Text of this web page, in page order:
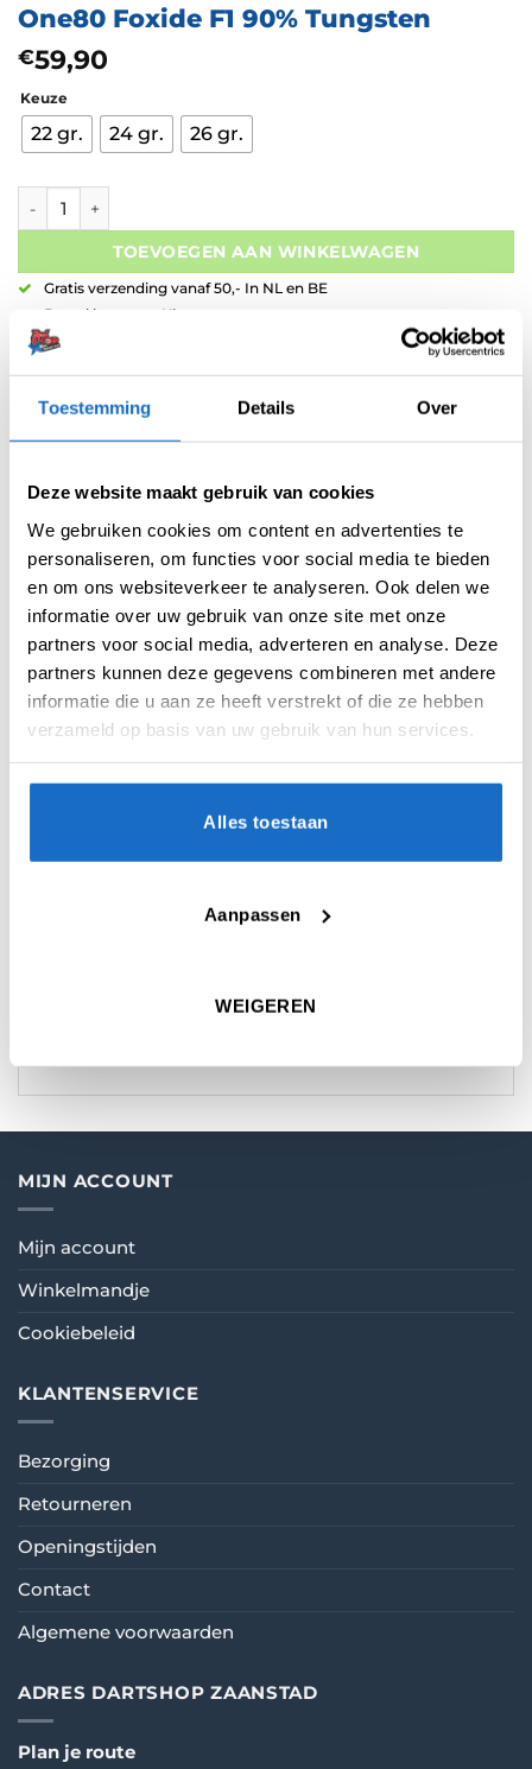
Toestemming Details Over
Deze website maakt gebruik van cookies
We gebruiken cookies om content en advertenties te
personaliseren, om functies voor social media te bieden
en om ons websiteverkeer te analyseren. Ook delen we
informatie over uw gebruik van onze site met onze
partners voor social media, adverteren en analyse. Deze
partners kunnen deze gegevens combineren met andere
informatie die u aan ze heeft verstrekt of die ze hebben
verzameld op basis van uw gebruik van hun services.
Alles toestaan
Aanpassen
WEIGEREN
One80 Foxide F1 90% Tungsten
€59,90
Keuze
22 gr. 24 gr. 26 gr.
TOEVOEGEN AAN WINKELWAGEN
Gratis verzending vanaf 50,- In NL en BE
Betaal later met Klarna
Retouren binnen 14 dagen
Artikelnummer: variation-9796
Categorieën: Dartpijlen
Merk: One80
AANVULLENDE INFORMATIE
90% Tungsten
MIJN ACCOUNT
Mijn account
Winkelmandje
Cookiebeleid
KLANTENSERVICE
Bezorging
Retourneren
Openingstijden
Contact
Algemene voorwaarden
ADRES DARTSHOP ZAANSTAD
Plan je route